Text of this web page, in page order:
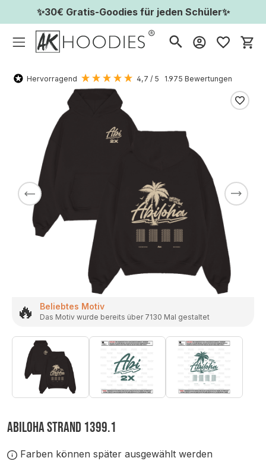
✨30€ Gratis-Goodies für jeden Schüler✨
Hervorragend 4,7 / 5 1.975 Bewertungen
🔥 Beliebtes Motiv
Das Motiv wurde bereits über 7130 Mal gestaltet
ABILOHA STRAND 1399.1
Farben können später ausgewählt werden